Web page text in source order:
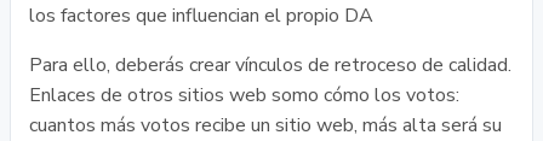
los factores que influencian el propio DA
Para ello, deberás crear vínculos de retroceso de calidad.
Enlaces de otros sitios web somo cómo los votos:
cuantos más votos recibe un sitio web, más alta será su